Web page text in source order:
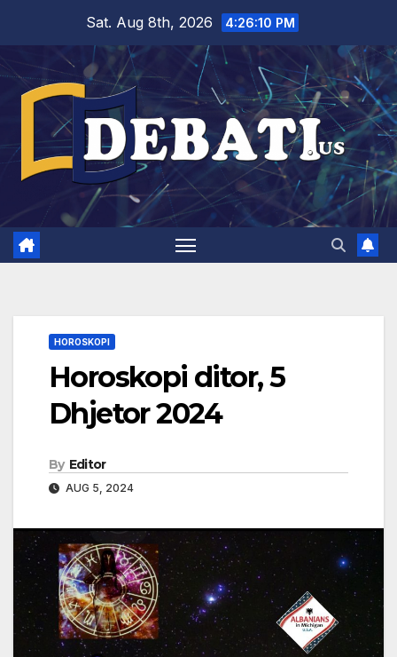
content
Sat. Aug 8th, 2026 4:26:11 PM
HOROSKOPI
Horoskopi ditor, 5
Dhjetor 2024
By Editor
AUG 5, 2024